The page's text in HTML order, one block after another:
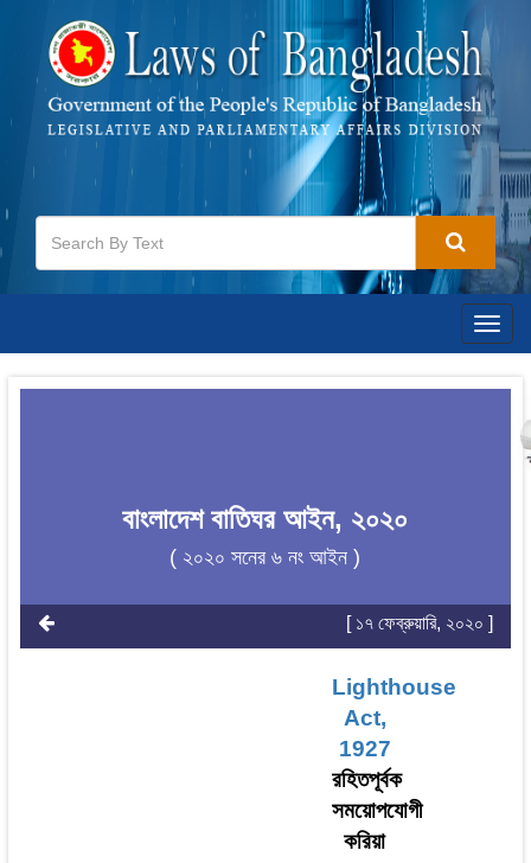
বাংলাদেশ বাতিঘর আইন, ২০২০
( ২০২০ সনের ৬ নং আইন )
[ ১৭ ফেব্রুয়ারি, ২০২০ ]
Lighthouse
Act,
1927
রহিতপূর্বক
সময়োপযোগী
করিয়া